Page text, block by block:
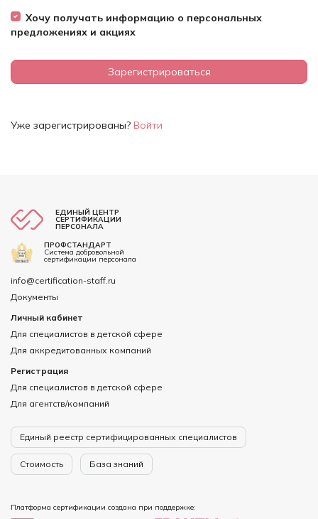
Хочу получать информацию о персональных
предложениях и акциях
Зарегистрироваться
Уже зарегистрированы? Войти
ЕДИНЫЙ ЦЕНТР
СЕРТИФИКАЦИИ
ПЕРСОНАЛА
ПРОФСТАНДАРТ
Система добровольной
сертификации персонала
info@certification-staff.ru
Документы
Личный кабинет
Для специалистов в детской сфере
Для аккредитованных компаний
Регистрация
Для специалистов в детской сфере
Для агентств/компаний
Единый реестр сертифицированных специалистов
Стоимость База знаний
Платформа сертификации создана при поддержке: